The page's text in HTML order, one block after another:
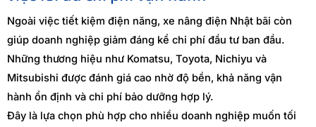
Ngoài việc tiết kiệm điện năng, xe nâng điện Nhật bãi còn
giúp doanh nghiệp giảm đáng kể chi phí đầu tư ban đầu.
Những thương hiệu như Komatsu, Toyota, Nichiyu và
Mitsubishi được đánh giá cao nhờ độ bền, khả năng vận
hành ổn định và chi phí bảo dưỡng hợp lý.
Đây là lựa chọn phù hợp cho nhiều doanh nghiệp muốn tối